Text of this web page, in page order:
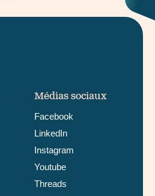
Médias sociaux
Facebook
LinkedIn
Instagram
Youtube
Threads